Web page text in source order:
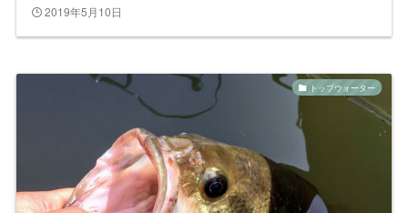
2019年5月10日
トップウォーター